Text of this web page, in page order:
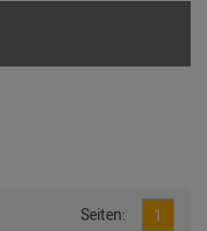
Seiten: 1